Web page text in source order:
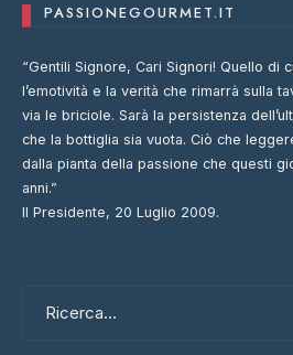
PASSIONEGOURMET.IT
“Gentili Signore, Cari Signori! Quello di
l’emotività e la verità che rimarrà sulla
via le briciole. Sarà la persistenza
che la bottiglia sia vuota. Ciò che
dalla pianta della passione che questi
anni.”
Il Presidente, 20 Luglio 2009.